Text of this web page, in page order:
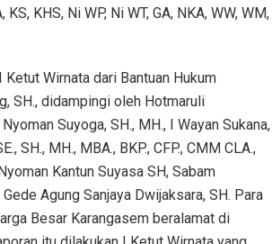
KHS, Ni WP, Ni WT, GA, NKA, WW, WM,
Wirnata dari Bantuan Hukum
SH., didampingi oleh Hotmaruli
Suyoga, SH., MH., I Wayan Sukana,
SH., MH., MBA., BKP., CFP., CMM CLA.,
Kantun Suyasa SH, Sabam
Agung Sanjaya Dwijaksara, SH. Para
Besar Karangasem beralamat di